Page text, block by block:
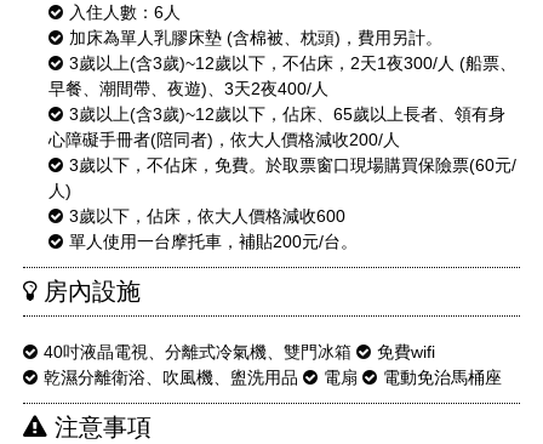
入住人數：6人
加床為單人乳膠床墊 (含棉被、枕頭)，費用另計。
3歲以上(含3歲)~12歲以下，不佔床，2天1夜300/人 (船票、
早餐、潮間帶、夜遊)、3天2夜400/人
3歲以上(含3歲)~12歲以下，佔床、65歲以上長者、領有身
心障礙手冊者(陪同者)，依大人價格減收200/人
3歲以下，不佔床，免費。於取票窗口現場購買保險票(60元/
人)
3歲以下，佔床，依大人價格減收600
單人使用一台摩托車，補貼200元/台。
房內設施
40吋液晶電視、分離式冷氣機、雙門冰箱
免費wifi
乾濕分離衛浴、吹風機、盥洗用品
電扇 電動免治馬桶座
注意事項